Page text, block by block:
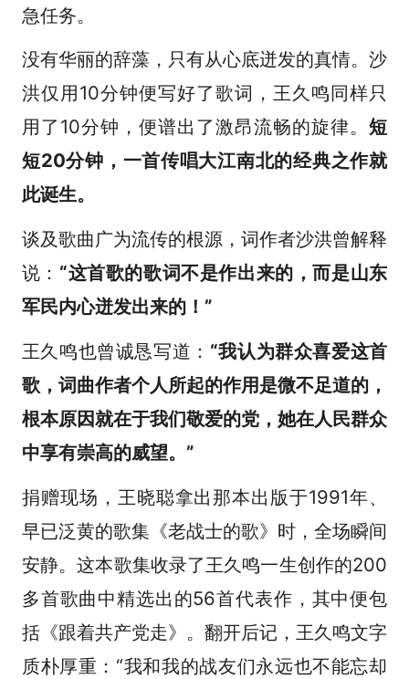
急任务。
没有华丽的辞藻，只有从心底迸发的真情。沙
洪仅用10分钟便写好了歌词，王久鸣同样只
用了10分钟，便谱出了激昂流畅的旋律。短
短20分钟，一首传唱大江南北的经典之作就
此诞生。
谈及歌曲广为流传的根源，词作者沙洪曾解释
说： “这首歌的歌词不是作出来的，而是山东
军民内心迸发出来的！”
王久鸣也曾诚恳写道： “我认为群众喜爱这首
歌，词曲作者个人所起的作用是微不足道的，
根本原因就在于我们敬爱的党，她在人民群众
中享有崇高的威望。”
捐赠现场，王晓聪拿出那本出版于1991年、
早已泛黄的歌集《老战士的歌》时，全场瞬间
安静。这本歌集收录了王久鸣一生创作的200
多首歌曲中精选出的56首代表作，其中便包
括《跟着共产党走》。翻开后记，王久鸣文字
质朴厚重：“我和我的战友们永远也不能忘却